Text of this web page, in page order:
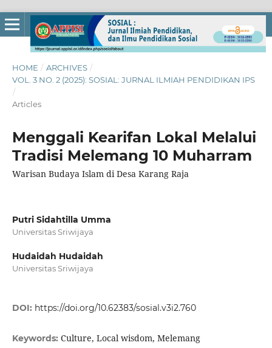
HOME / ARCHIVES /
VOL. 3 NO. 2 (2025): SOSIAL: JURNAL ILMIAH PENDIDIKAN IPS
/
Articles
Menggali Kearifan Lokal Melalui
Tradisi Melemang 10 Muharram
Warisan Budaya Islam di Desa Karang Raja
Putri Sidahtilla Umma
Universitas Sriwijaya
Hudaidah Hudaidah
Universitas Sriwijaya
DOI: https://doi.org/10.62383/sosial.v3i2.760
Keywords: Culture, Local wisdom, Melemang